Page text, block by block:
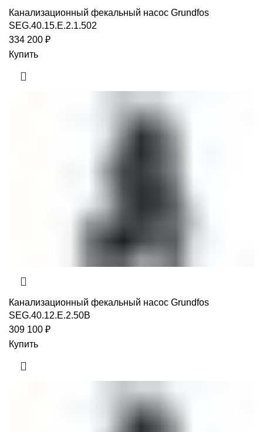
Канализационный фекальный насос Grundfos
SEG.40.15.E.2.1.502
334 200 ₽
Купить
Канализационный фекальный насос Grundfos
SEG.40.12.E.2.50B
309 100 ₽
Купить